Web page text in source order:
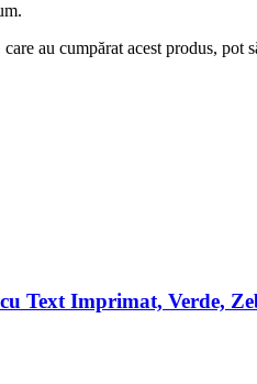
au cumpărat acest produs, pot
Text Imprimat, Verde,